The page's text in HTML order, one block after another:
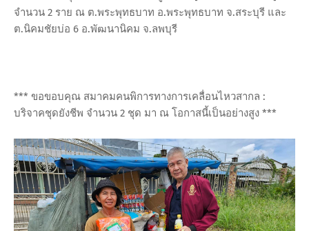
จำนวน 2 ราย ณ ต.พระพุทธบาท อ.พระพุทธบาท จ.สระบุรี และ
ต.นิคมชัยบ่อ 6 อ.พัฒนานิคม จ.ลพบุรี
*** ขอขอบคุณ สมาคมคนพิการทางการเคลื่อนไหวสากล :
บริจาคชุดยังชีพ จำนวน 2 ชุด มา ณ โอกาสนี้เป็นอย่างสูง ***